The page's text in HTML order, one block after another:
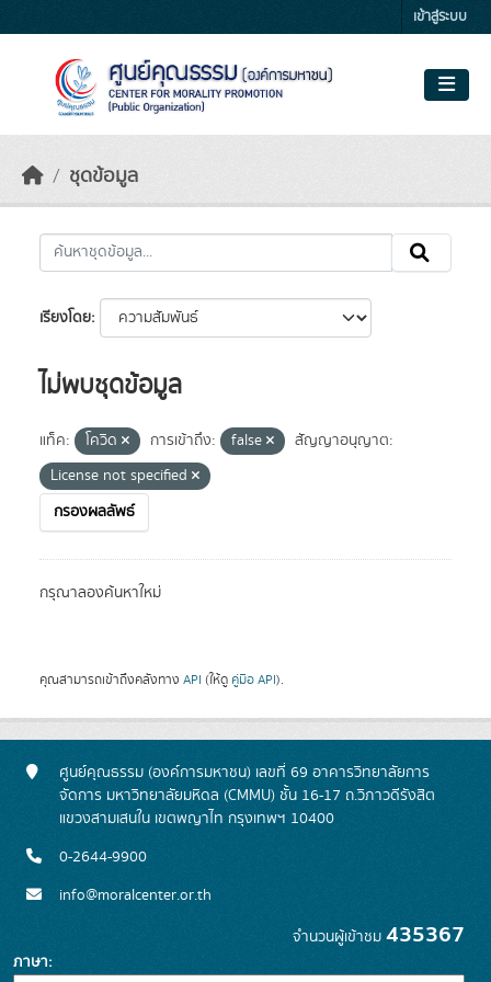
เข้าสู่ระบบ
ชุดข้อมูล
เรียงโดย
ไม่พบชุดข้อมูล
แท็ค: โควิด การเข้าถึง: false
สัญญาอนุญาต:
License not specified
กรองผลลัพธ์
กรุณาลองค้นหาใหม่
คุณสามารถเข้าถึงคลังทาง API (ให้ดู คู่มือ API).
ศูนย์คุณธรรม (องค์การมหาชน) เลขที่ 69 อาคารวิทยาลัยการ
จัดการ มหาวิทยาลัยมหิดล (CMMU) ชั้น 16-17 ถ.วิภาวดีรังสิต
แขวงสามเสนใน เขตพญาไท กรุงเทพฯ 10400
0-2644-9900
info@moralcenter.or.th
จำนวนผู้เข้าชม 435367
ภาษา